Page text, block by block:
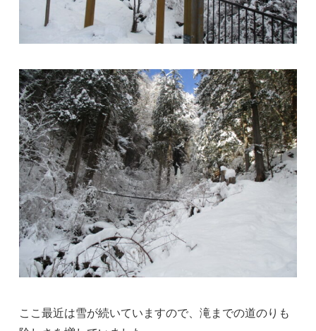
ここ最近は雪が続いていますので、滝までの道のりも